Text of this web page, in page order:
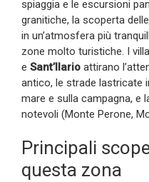
spiaggia e le escursioni
granitiche, la scoperta
in un’atmosfera più
zone molto turistiche. I
e Sant’Ilario attirano
antico, le strade lastricate
mare e sulla campagna, e
notevoli (Monte Perone,
Principali
questa zona